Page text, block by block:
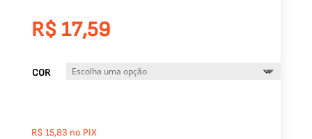
R$ 17,59
COR
R$ 15,83 no PIX